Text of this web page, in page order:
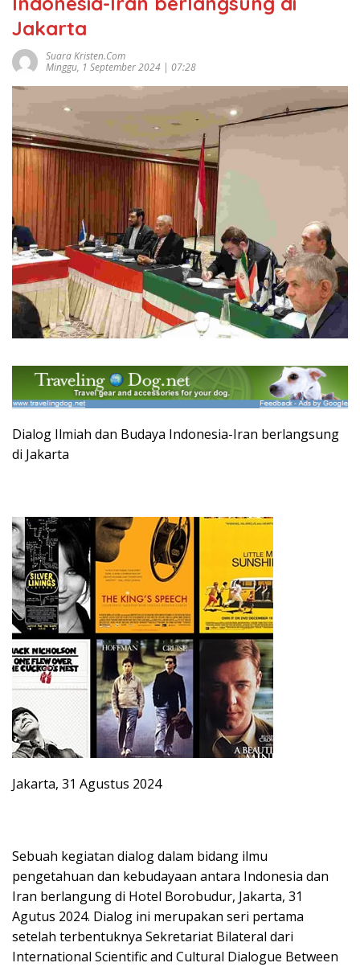
Jakarta
Suara Kristen.com
Minggu, 1 September 2024 | 07:28
Dialog Ilmiah dan Budaya Indonesia-Iran berlangsung
di Jakarta
Jakarta, 31 Agustus 2024
Sebuah kegiatan dialog dalam bidang ilmu
pengetahuan dan kebudayaan antara Indonesia dan
Iran berlangung di Hotel Borobudur, Jakarta, 31
Agutus 2024. Dialog ini merupakan seri pertama
setelah terbentuknya Sekretariat Bilateral dari
International Scientific and Cultural Dialogue Between